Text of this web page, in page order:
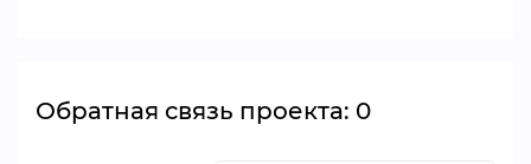
Обратная связь проекта: 0